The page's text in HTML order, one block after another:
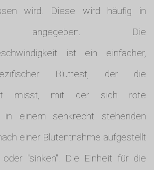
wird. Diese wird häufig in
angegeben. Die
ist ein einfacher,
Bluttest, der die
misst, mit der sich rote
in einem senkrecht stehenden
einer Blutentnahme aufgestellt
"sinken". Die Einheit für die